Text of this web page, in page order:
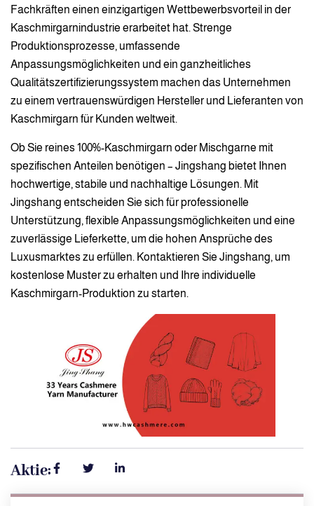
Fachkräften einen einzigartigen Wettbewerbsvorteil in der
Kaschmirgarnindustrie erarbeitet hat. Strenge
Produktionsprozesse, umfassende
Anpassungsmöglichkeiten und ein ganzheitliches
Qualitätszertifizierungssystem machen das Unternehmen
zu einem vertrauenswürdigen Hersteller und Lieferanten von
Kaschmirgarn für Kunden weltweit.
Ob Sie reines 100%-Kaschmirgarn oder Mischgarne mit
spezifischen Anteilen benötigen – Jingshang bietet Ihnen
hochwertige, stabile und nachhaltige Lösungen. Mit
Jingshang entscheiden Sie sich für professionelle
Unterstützung, flexible Anpassungsmöglichkeiten und eine
zuverlässige Lieferkette, um die hohen Ansprüche des
Luxusmarktes zu erfüllen. Kontaktieren Sie Jingshang, um
kostenlose Muster zu erhalten und Ihre individuelle
Kaschmirgarn-Produktion zu starten.
Aktie: